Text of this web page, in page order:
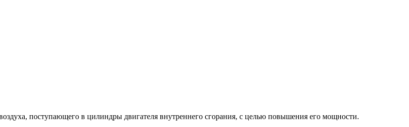
поступающего в цилиндры двигателя внутреннего сгорания, с целью повышения его мощности.